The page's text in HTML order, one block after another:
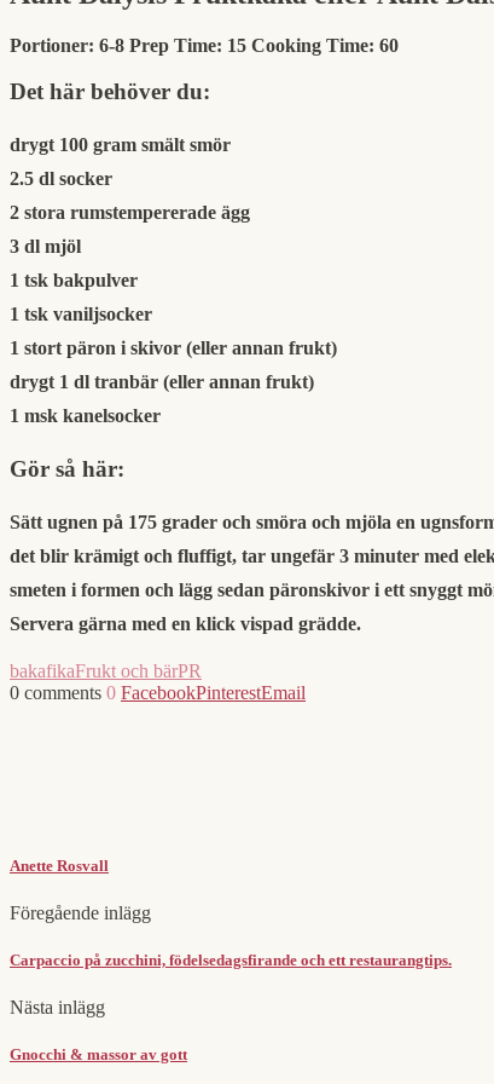
Portioner: 6-8 Prep Time: 15 Cooking Time: 60
Det här behöver du:
drygt 100 gram smält smör
2.5 dl socker
2 stora rumstempererade ägg
3 dl mjöl
1 tsk bakpulver
1 tsk vaniljsocker
1 stort päron i skivor (eller annan frukt)
drygt 1 dl tranbär (eller annan frukt)
1 msk kanelsocker
Gör så här:
Sätt ugnen på 175 grader och smöra och mjöla en
det blir krämigt och fluffigt, tar ungefär 3 minuter med
smeten i formen och lägg sedan päronskivor i ett snyggt
Servera gärna med en klick vispad grädde.
bakafikaFrukt och bärPR
0 comments 0 FacebookPinterestEmail
Anette Rosvall
Föregående inlägg
Carpaccio på zucchini, födelsedagsfirande och ett restaurangtips.
Nästa inlägg
Gnocchi & massor av gott